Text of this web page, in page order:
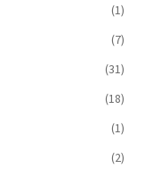
(1)
(7)
(31)
(18)
(1)
(2)